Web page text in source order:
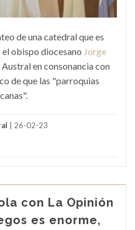
de una catedral que es
obispo diocesano Jorge
en consonancia con
de que las "parroquias
| 26-02-23
con La Opinión
es enorme,